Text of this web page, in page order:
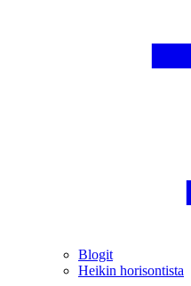
Blogit
Heikin horisontista